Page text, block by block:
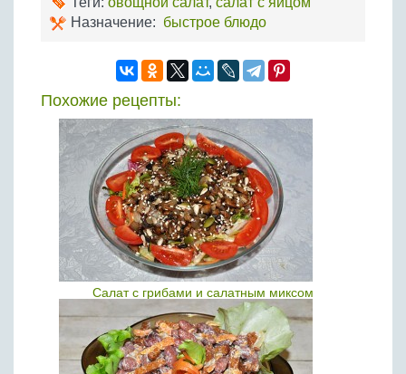
Назначение: быстрое блюдо
Похожие рецепты:
Салат с грибами и салатным миксом